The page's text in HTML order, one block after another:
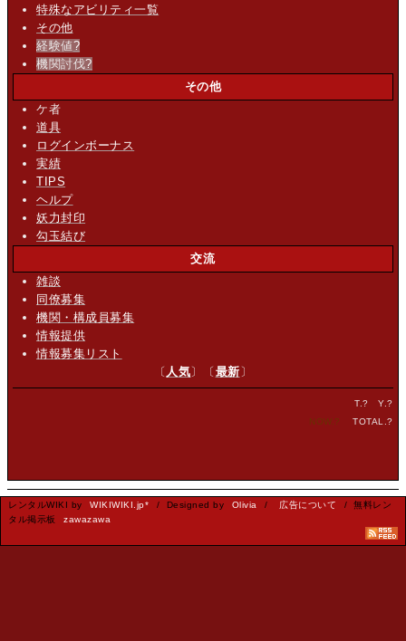
特殊なアビリティ一覧
その他
経験値?
機関討伐?
その他
ケ者
道具
ログインボーナス
実績
TIPS
ヘルプ
妖力封印
勾玉結び
交流
雑談
同僚募集
機関・構成員募集
情報提供
情報募集リスト
〔 人気〕〔 最新 〕
T.? Y.?
NOW. ? TOTAL.?
レンタルWIKI by WIKIWIKI.jp* / Designed by Olivia / 広告について
/ 無料レン
タル掲示板
zawazawa